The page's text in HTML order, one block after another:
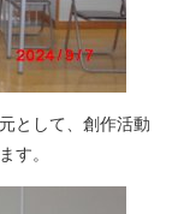
として、創作活動
す。